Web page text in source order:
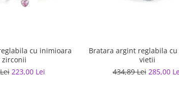
cu inimioara
zirconii
223,00 Lei
Bratara argint reglabila cu
vietii
434,89 Lei 285,00